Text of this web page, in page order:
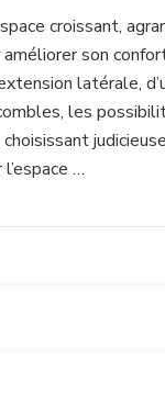
croissant,
son
extension latérale,
les
…